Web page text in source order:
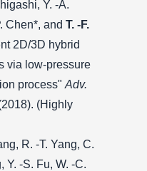
Y. -A.
Chen*, and T. -F.
2D/3D hybrid
via low-pressure
process" Adv.
(Highly
R. -T. Yang, C.
Y. -S. Fu, W. -C.